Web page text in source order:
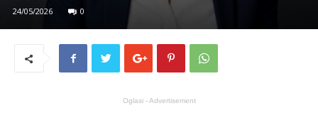
24/05/2026 0
Oglasi - Advertisement